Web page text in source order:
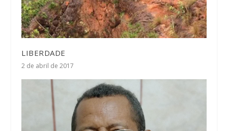
LIBERDADE
2 de abril de 2017